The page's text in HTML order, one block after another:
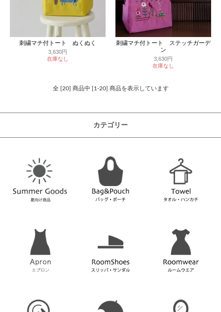
刺繍マチ付トート ぬくぬく
3,630円
在庫なし
刺繍マチ付トート ステッチガーデ
ン
3,630円
在庫なし
全 [20] 商品中 [1-20] 商品を表示しています
カテゴリー